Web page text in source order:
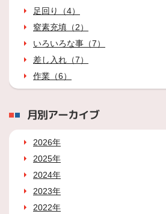
足回り（4）
窒素充填（2）
いろいろな事（7）
差し入れ（7）
作業（6）
月別アーカイブ
2026年
2025年
2024年
2023年
2022年